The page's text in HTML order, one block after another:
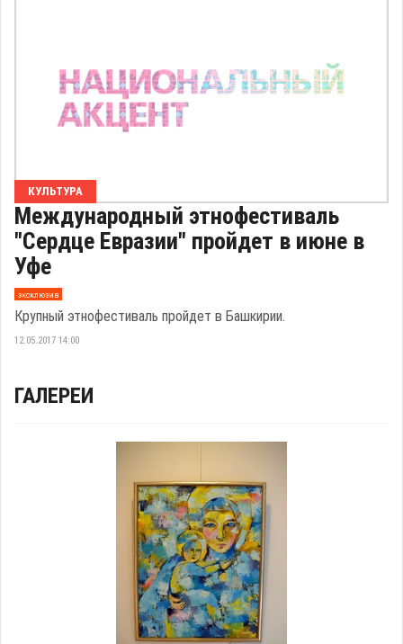
КУЛЬТУРА
Международный этнофестиваль
"Сердце Евразии" пройдет в июне в
Уфе
эксклюзив
Крупный этнофестиваль пройдет в Башкирии.
12.05.2017 14:00
ГАЛЕРЕИ